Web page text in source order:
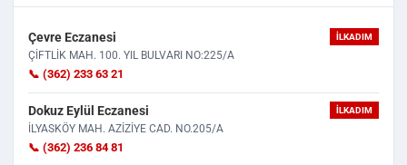
Çevre Eczanesi İLKADIM
ÇİFTLİK MAH. 100. YIL BULVARI NO:225/A
📞 (362) 233 63 21
Dokuz Eylül Eczanesi İLKADIM
İLYASKÖY MAH. AZİZİYE CAD. NO.205/A
📞 (362) 236 84 81